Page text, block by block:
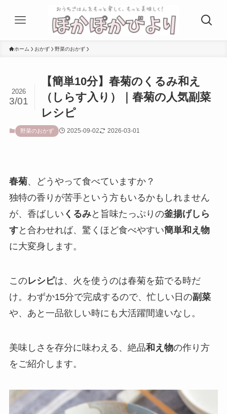
ホーム おかず 野菜のおかず
【簡単10分】春菊のくるみ和え
（しらす入り）｜春菊の人気副菜
レシピ
2026
3/01
野菜のおかず 2025-09-02 2026-03-01
春菊、どうやって食べていますか？
独特の香りが苦手という方もいるかもしれません
が、香ばしい くるみと旨味たっぷりの釜揚げしら
すと合わせれば、驚くほど食べやすい簡単和え物
に大変身します。
このレシピは、火を使うのは春菊を茹でる時だ
け。わずか15分で完成するので、忙しい日の副菜
や、あと一品欲しい時にも大活躍間違いなし。
美味しさを存分に味わえる、絶品和え物の作り方
をご紹介します。